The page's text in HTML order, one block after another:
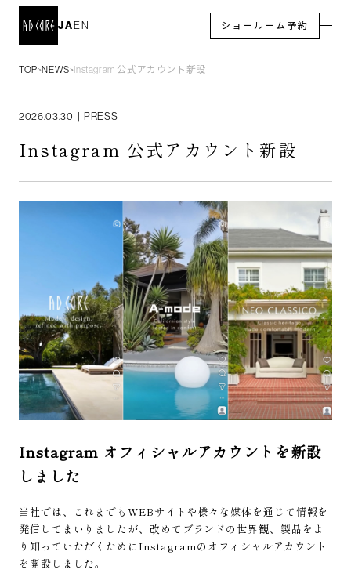
EN
JA ショールーム予約
TOP＞NEWS＞ Instagram 公式アカウント新設
2026.03.30 PRESS
Instagram 公式アカウント新設
Instagram オフィシャルアカウントを新設
しました
当社では、これまでもWEBサイトや様々な媒体を通じて情報を
発信してまいりましたが、改めてブランドの世界観、製品をよ
り知っていただくためにInstagramのオフィシャルアカウント
を開設しました。